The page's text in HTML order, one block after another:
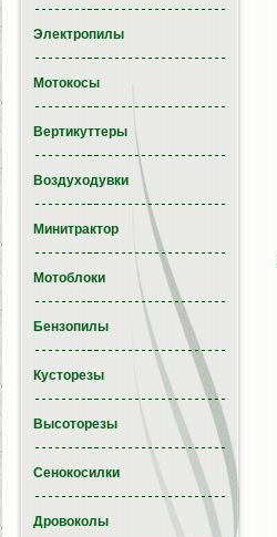
Электропилы
Мотокосы
Вертикуттеры
Воздуходувки
Минитрактор
Мотоблоки
Бензопилы
Кусторезы
Высоторезы
Сенокосилки
Дровоколы